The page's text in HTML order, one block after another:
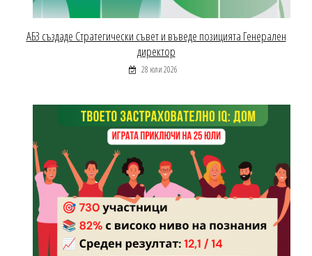
АБЗ създаде Стратегически съвет и въведе позицията Генерален
директор
28 юли 2026